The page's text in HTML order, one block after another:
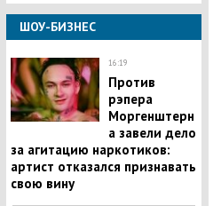
ШОУ-БИЗНЕС
16:19
Против
рэпера
Моргенштерн
а завели дело
за агитацию наркотиков:
артист отказался признавать
свою вину